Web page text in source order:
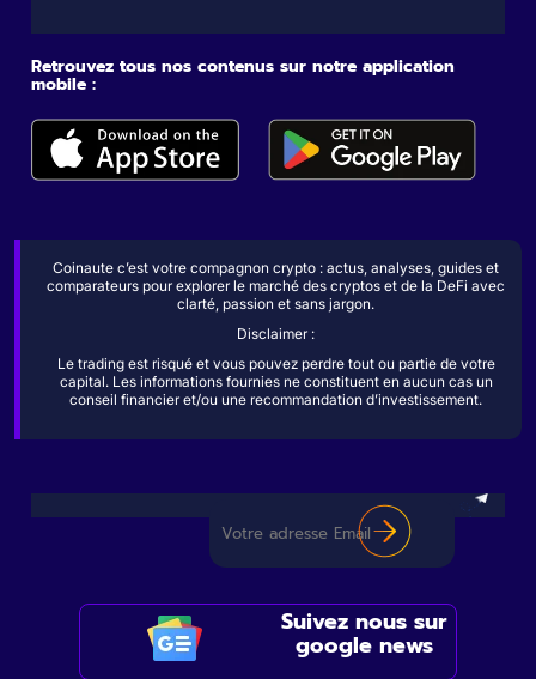
Retrouvez tous nos contenus sur notre application
mobile :
Coinaute c’est votre compagnon crypto : actus, analyses, guides et
comparateurs pour explorer le marché des cryptos et de la DeFi avec
clarté, passion et sans jargon.
Disclaimer :
Le trading est risqué et vous pouvez perdre tout ou partie de votre
capital. Les informations fournies ne constituent en aucun cas un
conseil financier et/ou une recommandation d’investissement.
Suivez nous sur
google news